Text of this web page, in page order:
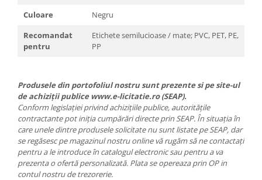
Culoare
Negru
Recomandat
pentru
Etichete semilucioase / mate; PVC, PET, PE,
PP
Produsele din portofoliul nostru sunt prezente si pe site-ul
de achiziții publice www.e-licitatie.ro (SEAP).
Conform legislației privind achizițiile publice, autoritățile
contractante pot iniția cumpărări directe prin SEAP. În situația în
care unele dintre produsele solicitate nu sunt listate pe SEAP, dar
se regăsesc pe magazinul nostru online vă rugăm să ne contactați
pentru a le introduce în catalogul electronic sau pentru a va
prezenta o ofertă personalizată. Plata se opereaza prin OP in
contul nostru de trezorerie.